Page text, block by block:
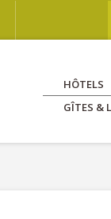
HÔTELS
GÎTES &